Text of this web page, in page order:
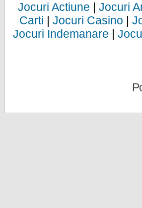
Jocuri Actiune | Jocuri
Carti | Jocuri Casino |
Jocuri Indemanare |